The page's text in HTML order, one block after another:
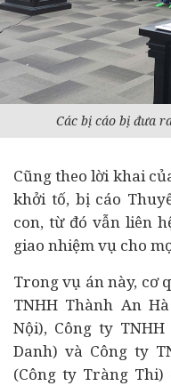
Các bị cáo bị đưa
Cũng theo lời khai
khởi tố, bị cáo
con, từ đó vẫn liên
giao nhiệm vụ cho
Trong vụ án này, cơ
TNHH Thành An
Nội), Công ty
Danh) và Công ty
(Công ty Tràng Thi)